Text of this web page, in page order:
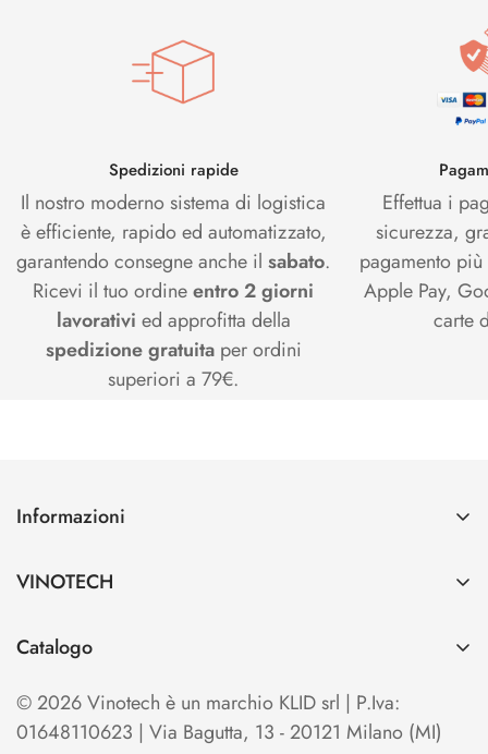
Spedizioni rapide
Il nostro moderno sistema di logistica
è efficiente, rapido ed automatizzato,
garantendo consegne anche ilsabato.
Ricevi il tuo ordineentro 2 giorni
lavorativi ed approfitta della
spedizione gratuita per ordini
superiori a 79€.
Effettua i
sicurezza,
pagamento
Apple Pay,
carte
Informazioni
Spedizioni e Pagamenti
Cerca
Termini e condizioni di Vendita
Privacy Policy
VINOTECH
Vinotech B2B
Blog
Catalogo
TO OPEN
TO SERVE & STORE
© 2026 Vinotech è un marchio KLID srl | P.Iva:
01648110623 | Via Bagutta, 13 - 20121 Milano (MI)